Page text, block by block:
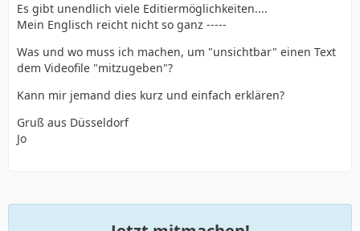
Es gibt unendlich viele Editiermöglichkeiten....
Mein Englisch reicht nicht so ganz -----
Was und wo muss ich machen, um "unsichtbar" einen Text
dem Videofile "mitzugeben"?
Kann mir jemand dies kurz und einfach erklären?
Gruß aus Düsseldorf
Jo